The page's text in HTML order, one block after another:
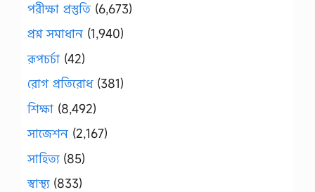
পরীক্ষা প্রস্তুতি (6,673)
প্রশ্ন সমাধান (1,940)
রূপচর্চা (42)
রোগ প্রতিরোধ(381)
শিক্ষা (8,492)
সাজেশন (2,167)
সাহিত্য(85)
স্বাস্থ্য(833)